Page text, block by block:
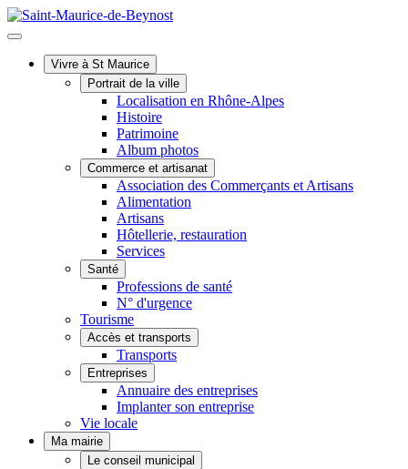
Vivre à St Maurice
Portrait de la ville
Localisation en Rhône-Alpes
Histoire
Patrimoine
Album photos
Commerce et artisanat
Association des Commerçants et Artisans
Alimentation
Artisans
Hôtellerie, restauration
Services
Santé
Professions de santé
N° d'urgence
Tourisme
Accès et transports
Transports
Entreprises
Annuaire des entreprises
Implanter son entreprise
Vie locale
Ma mairie
Le conseil municipal